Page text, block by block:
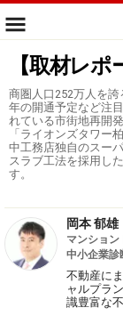
【取材レ
商圏人口252万人を
年の開通予定など注
れている市街地再開
「ライオンズタワー
中工務店独自のスー
スラブ工法を採用し
す。
岡本 郁雄
マンション
中小企業診
不動産に
ャルプラ
識豊富な